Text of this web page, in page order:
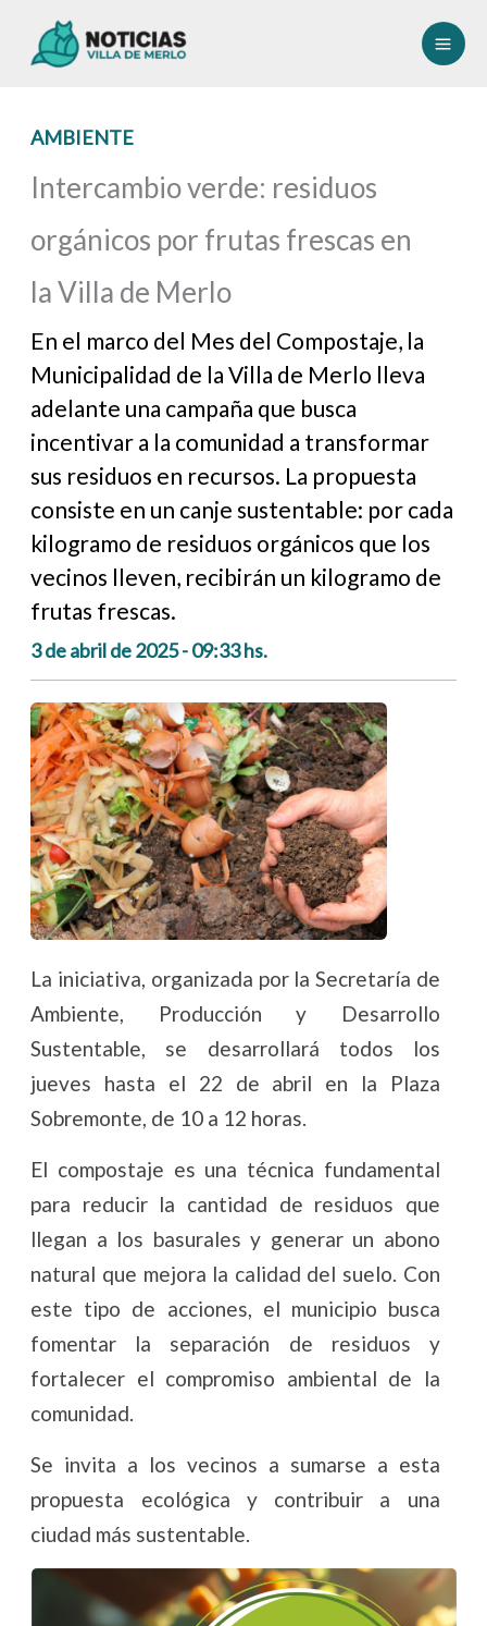
AMBIENTE
Intercambio verde: residuos
orgánicos por frutas frescas en
la Villa de Merlo
En el marco del Mes del Compostaje, la
Municipalidad de la Villa de Merlo lleva
adelante una campaña que busca
incentivar a la comunidad a transformar
sus residuos en recursos. La propuesta
consiste en un canje sustentable: por cada
kilogramo de residuos orgánicos que los
vecinos lleven, recibirán un kilogramo de
frutas frescas.
3 de abril de 2025 - 09:33 hs.
La iniciativa, organizada por la Secretaría de
Ambiente, Producción y Desarrollo
Sustentable, se desarrollará todos los
jueves hasta el 22 de abril en la Plaza
Sobremonte, de 10 a 12 horas.
El compostaje es una técnica fundamental
para reducir la cantidad de residuos que
llegan a los basurales y generar un abono
natural que mejora la calidad del suelo. Con
este tipo de acciones, el municipio busca
fomentar la separación de residuos y
fortalecer el compromiso ambiental de la
comunidad.
Se invita a los vecinos a sumarse a esta
propuesta ecológica y contribuir a una
ciudad más sustentable.